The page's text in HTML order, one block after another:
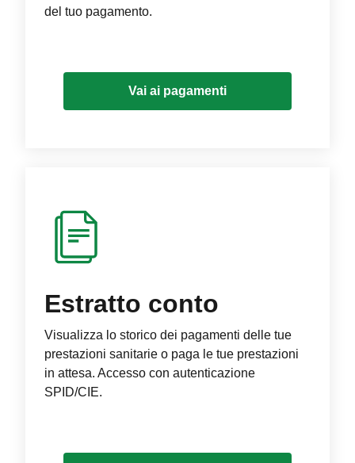
del tuo pagamento.
Vai ai pagamenti
Estratto conto
Visualizza lo storico dei pagamenti delle tue
prestazioni sanitarie o paga le tue prestazioni
in attesa. Accesso con autenticazione
SPID/CIE.